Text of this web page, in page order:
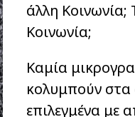
άλλη Κοινωνία;
Κοινωνία;
Καμία
κολυμπούν στα
επιλεγμένα με